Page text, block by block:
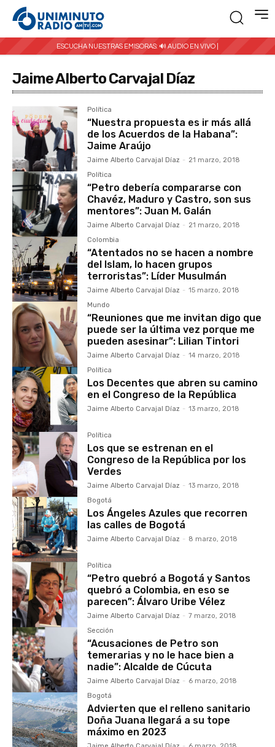
ESCUCHA NUESTRAS EMISORAS: 🔊 AUDIO EN VIVO |
Jaime Alberto Carvajal Díaz
Política
“Nuestra propuesta es ir más allá
de los Acuerdos de la Habana”:
Jaime Araújo
Jaime Alberto Carvajal Díaz - 21 marzo, 2018
Política
“Petro debería compararse con
Chavéz, Maduro y Castro, son sus
mentores”: Juan M. Galán
Jaime Alberto Carvajal Díaz - 21 marzo, 2018
Colombia
“Atentados no se hacen a nombre
del Islam, lo hacen grupos
terroristas”: Líder Musulmán
Jaime Alberto Carvajal Díaz - 15 marzo, 2018
Mundo
“Reuniones que me invitan digo que
puede ser la última vez porque me
pueden asesinar”: Lilian Tintori
Jaime Alberto Carvajal Díaz - 14 marzo, 2018
Política
Los Decentes que abren su camino
en el Congreso de la República
Jaime Alberto Carvajal Díaz - 13 marzo, 2018
Política
Los que se estrenan en el
Congreso de la República por los
Verdes
Jaime Alberto Carvajal Díaz - 13 marzo, 2018
Bogotá
Los Ángeles Azules que recorren
las calles de Bogotá
Jaime Alberto Carvajal Díaz - 8 marzo, 2018
Política
“Petro quebró a Bogotá y Santos
quebró a Colombia, en eso se
parecen”: Álvaro Uribe Vélez
Jaime Alberto Carvajal Díaz - 7 marzo, 2018
Sección
“Acusaciones de Petro son
temerarias y no le hace bien a
nadie”: Alcalde de Cúcuta
Jaime Alberto Carvajal Díaz - 6 marzo, 2018
Bogotá
Advierten que el relleno sanitario
Doña Juana llegará a su tope
máximo en 2023